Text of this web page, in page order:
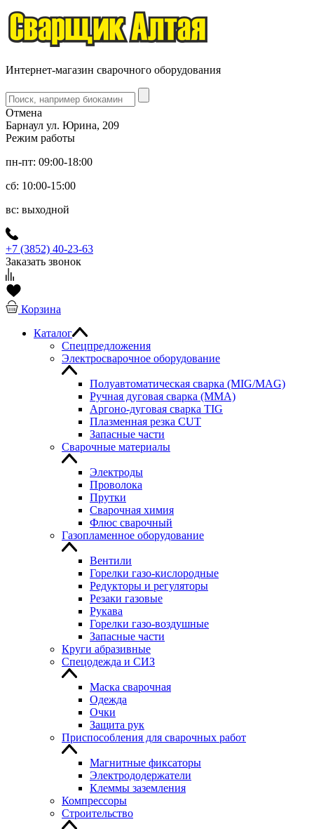
Интернет-магазин сварочного оборудования
Отмена
Барнаул ул. Юрина, 209
Режим работы
пн-пт: 09:00-18:00
сб: 10:00-15:00
вс: выходной
+7 (3852) 40-23-63
Заказать звонок
Корзина
Каталог
Спецпредложения
Электросварочное оборудование
Полуавтоматическая сварка (MIG/MAG)
Ручная дуговая сварка (MMA)
Аргоно-дуговая сварка TIG
Плазменная резка CUT
Запасные части
Сварочные материалы
Электроды
Проволока
Прутки
Сварочная химия
Флюс сварочный
Газопламенное оборудование
Вентили
Горелки газо-кислородные
Редукторы и регуляторы
Резаки газовые
Рукава
Горелки газо-воздушные
Запасные части
Круги абразивные
Спецодежда и СИЗ
Маска сварочная
Одежда
Очки
Защита рук
Приспособления для сварочных работ
Магнитные фиксаторы
Электрододержатели
Клеммы заземления
Компрессоры
Строительство